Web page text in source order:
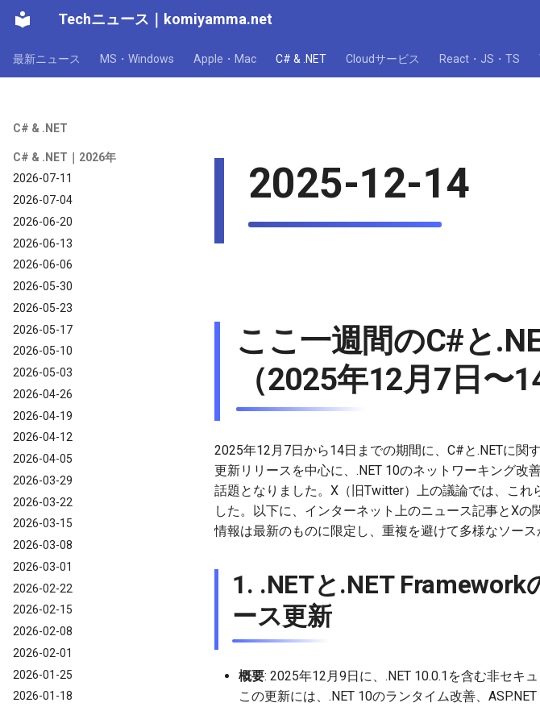
Techニュース komiyamma.net
最新ニュース MS・Windows Apple・Mac C# & .NET Cloudサービス React・JS・TS
C# & .NET
C# & .NET｜2026年
2026-07-11
2026-07-04
2026-06-20
2026-06-13
2026-06-06
2026-05-30
2026-05-23
2026-05-17
2026-05-10
2026-05-03
2026-04-26
2026-04-19
2026-04-12
2026-04-05
2026-03-29
2026-03-22
2026-03-15
2026-03-08
2026-03-01
2026-02-22
2026-02-15
2026-02-08
2026-02-01
2026-01-25
2026-01-18
2025-12-14
ここ一週間のC#と
（2025年12月7日〜
2025年12月7日から14日までの期間に、C#と.NETに関
更新リリースを中心に、.NET 10のネットワーキング改
話題となりました。X（旧Twitter）上の議論では、こ
した。以下に、インターネット上のニュース記事とXの
情報は最新のものに限定し、重複を避けて多様なソース
1. .NETと.NET
ース更新
概要: 2025年12月9日に、.NET 10.0.1を含む非セキ
この更新には、.NET 10のランタイム改善、